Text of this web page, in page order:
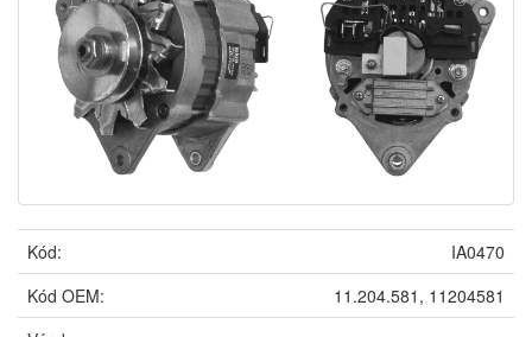
Kód:
IA0470
Kód OEM:
11.204.581, 11204581